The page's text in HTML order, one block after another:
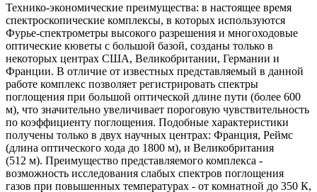
Технико-экономические преимущества: в настоящее время
спектроскопические комплексы, в которых используются
Фурье-спектрометры высокого разрешения и многоходовые
оптические кюветы с большой базой, созданы только в
некоторых центрах США, Великобритании, Германии и
Франции. В отличие от известных представляемый в данной
работе комплекс позволяет регистрировать спектры
поглощения при большой оптической длине пути (более 600
м), что значительно увеличивает пороговую чувствительность
по коэффициенту поглощения. Подобные характеристики
получены только в двух научных центрах: Франция, Реймс
(длина оптического хода до 1800 м), и Великобритания
(512 м). Преимущество представляемого комплекса -
возможность исследования слабых спектров поглощения
газов при повышенных температурах - от комнатной до 350 К,